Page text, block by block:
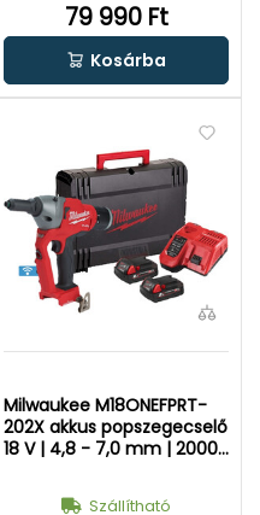
79 990 Ft
Kosárba
Milwaukee M18ONEFPRT-
202X akkus popszegecselő
18 V | 4,8 - 7,0 mm | 20000
Ah akku + töltő | Heavy
Szállítható